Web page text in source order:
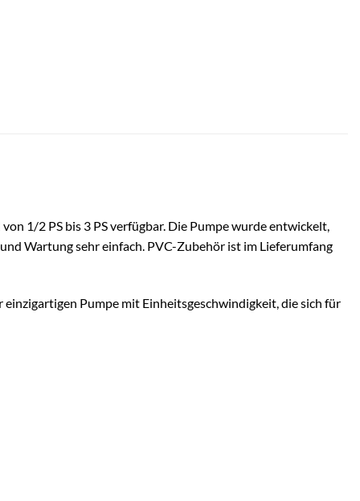
1/2 PS bis 3 PS verfügbar. Die Pumpe wurde entwickelt,
Wartung sehr einfach. PVC-Zubehör ist im Lieferumfang
Pumpe mit Einheitsgeschwindigkeit, die sich für